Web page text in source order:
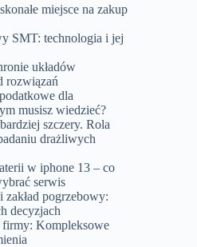
miejsce na zakup
SMT: technologia i jej
układów
rozwiązań
dla
musisz wiedzieć?
szczery. Rola
drażliwych
w iphone 13 – co
serwis
pogrzebowy:
decyzjach
firmy: Kompleksowe